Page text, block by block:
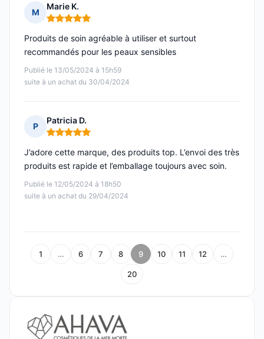
M
Marie K.
Note : 5 sur 5
Publié le 13/05/2024 à 15h59
suite à un achat du 30/04/2024
Produits de soin agréable à utiliser et surtout
recommandés pour les peaux sensibles
P
Patricia D.
Note : 5 sur 5
Publié le 12/05/2024 à 18h50
suite à un achat du 29/04/2024
J’adore cette marque, des produits top. L’envoi des très
produits est rapide et l’emballage toujours avec soin.
1 … 6 7 8 9 10 11 12 …
20